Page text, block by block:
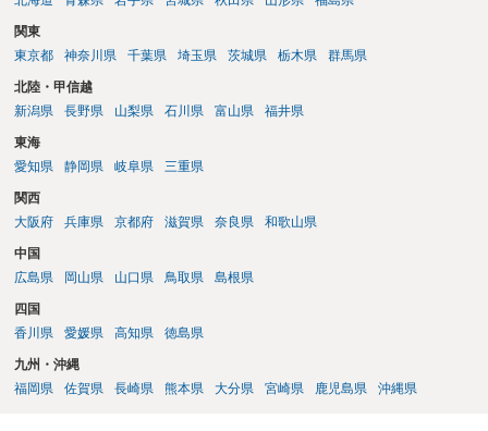
関東
東京都
神奈川県 千葉県 埼玉県 茨城県 栃木県 群馬県
北陸・甲信越
新潟県
長野県 山梨県 石川県 富山県 福井県
東海
愛知県
静岡県 岐阜県 三重県
関西
大阪府
兵庫県 京都府 滋賀県 奈良県 和歌山県
中国
広島県
岡山県 山口県 鳥取県 島根県
四国
香川県
愛媛県 高知県 徳島県
九州・沖縄
福岡県
佐賀県 長崎県 熊本県 大分県 宮崎県 鹿児島県 沖縄県